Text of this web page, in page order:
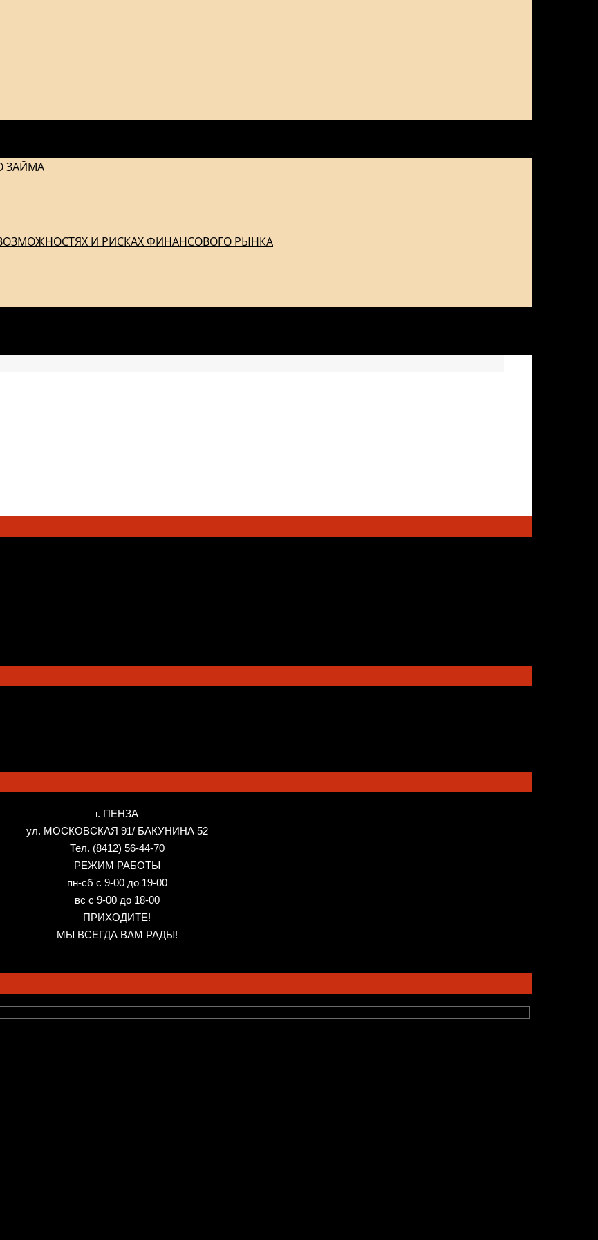
ЗАЙМА
И РИСКАХ ФИНАНСОВОГО РЫНКА
г. ПЕНЗА
ул. МОСКОВСКАЯ 91/ БАКУНИНА 52
Тел. (8412) 56-44-70
РЕЖИМ РАБОТЫ
пн-сб с 9-00 до 19-00
вс с 9-00 до 18-00
ПРИХОДИТЕ!
МЫ ВСЕГДА ВАМ РАДЫ!